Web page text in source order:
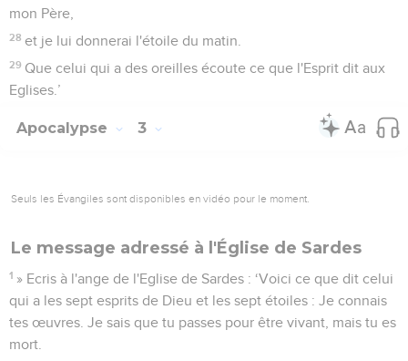
mon Père,
28 et je lui donnerai l'étoile du matin.
29 Que celui qui a des oreilles écoute ce que l'Esprit dit aux
Eglises.’
Apocalypse 3
Seuls les Évangiles sont disponibles en vidéo pour le moment.
Le message adressé à l'Église de Sardes
1 » Ecris à l'ange de l'Eglise de Sardes : ‘Voici ce que dit celui
qui a les sept esprits de Dieu et les sept étoiles : Je connais
tes œuvres. Je sais que tu passes pour être vivant, mais tu es
mort.